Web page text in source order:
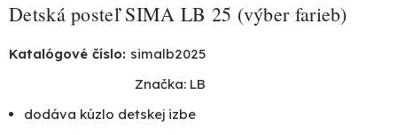
Detská posteľ SIMA LB 25 (výber farieb)
Katalógové číslo: simalb2025
Značka: LB
dodáva kúzlo detskej izbe